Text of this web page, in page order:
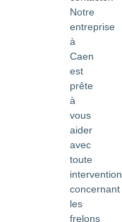
Notre
entreprise
à
Caen
est
prête
à
vous
aider
avec
toute
intervention
concernant
les
frelons